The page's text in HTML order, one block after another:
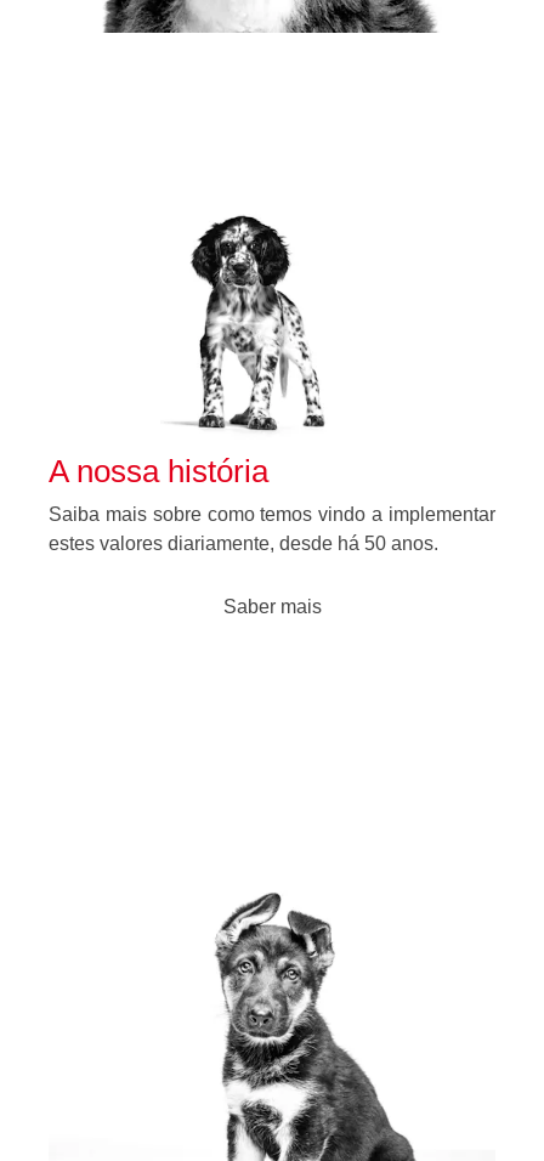
A nossa história
Saiba mais sobre como temos vindo a implementar
estes valores diariamente, desde há 50 anos.
Saber mais